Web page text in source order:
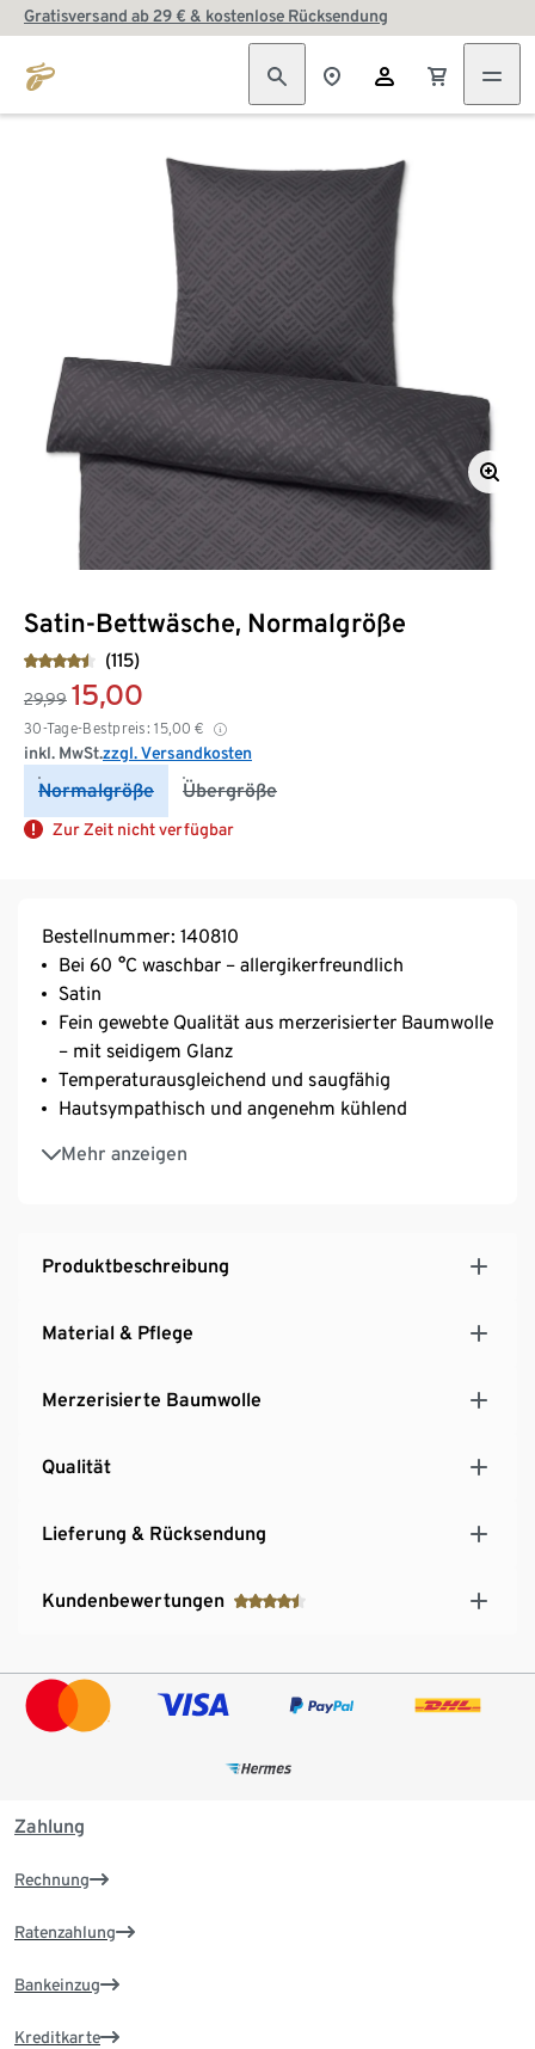
Gratisversand ab 29 € & kostenlose Rücksendung
Satin-Bettwäsche, Normalgröße
(115)
29,99 15,00
30-Tage-Bestpreis: 15,00 €
inkl. MwSt.zzgl. Versandkosten
Normalgröße Übergröße
Zur Zeit nicht verfügbar
Bestellnummer: 140810
Bei 60 °C waschbar – allergikerfreundlich
Satin
Fein gewebte Qualität aus merzerisierter Baumwolle
– mit seidigem Glanz
Temperaturausgleichend und saugfähig
Hautsympathisch und angenehm kühlend
Mehr anzeigen
Mit Reißverschluss – einfach und schnell zu
Produktbeschreibung
Material & Pflege
Merzerisierte Baumwolle
Qualität
Lieferung & Rücksendung
Kundenbewertungen
Zahlung
Rechnung
Ratenzahlung
Bankeinzug
Kreditkarte